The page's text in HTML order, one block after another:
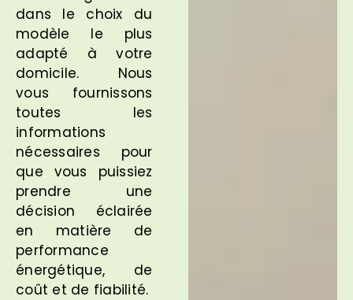
dans le choix du
modèle le plus
adapté à votre
domicile. Nous
vous fournissons
toutes les
informations
nécessaires pour
que vous puissiez
prendre une
décision éclairée
en matière de
performance
énergétique, de
coût et de fiabilité.